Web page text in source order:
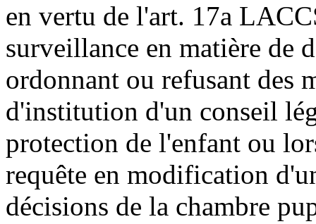
en vertu de l'art. 17a
surveillance en matière de
ordonnant ou refusant des
d'institution d'un conseil
protection de l'enfant ou
requête en modification
décisions de la chambre